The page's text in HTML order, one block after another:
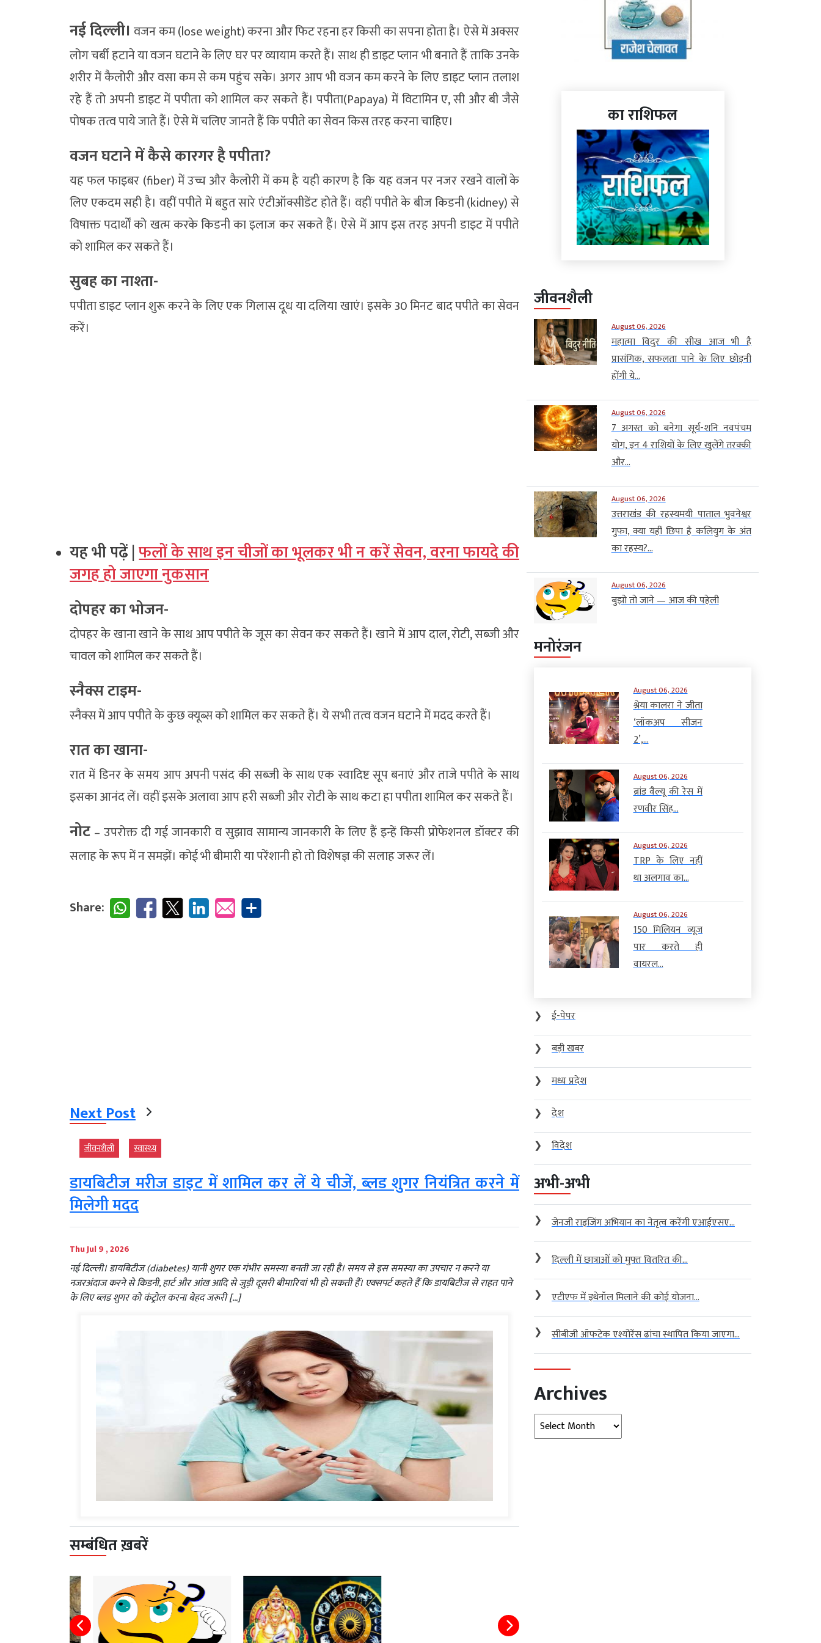
नई दिल्‍ली। वजन कम (lose weight) करना और फिट रहना हर किसी का सपना होता है। ऐसे में अक्सर
लोग चर्बी हटाने या वजन घटाने के लिए घर पर व्यायाम करते हैं। साथ ही डाइट प्लान भी बनाते हैं ताकि उनके
शरीर में कैलोरी और वसा कम से कम पहुंच सके। अगर आप भी वजन कम करने के लिए डाइट प्लान तलाश
रहे हैं तो अपनी डाइट में पपीता को शामिल कर सकते हैं। पपीता(Papaya) में विटामिन ए, सी और बी जैसे
पोषक तत्व पाये जाते हैं। ऐसे में चलिए जानते हैं कि पपीते का सेवन किस तरह करना चाहिए।
वजन घटाने में कैसे कारगर है पपीता?
यह फल फाइबर (fiber) में उच्च और कैलोरी में कम है यही कारण है कि यह वजन पर नजर रखने वालों के
लिए एकदम सही है। वहीं पपीते में बहुत सारे एंटीऑक्सीडेंट होते हैं। वहीं पपीते के बीज किडनी (kidney) से
विषाक्त पदार्थों को खत्म करके किडनी का इलाज कर सकते हैं। ऐसे में आप इस तरह अपनी डाइट में पपीते
को शामिल कर सकते हैं।
सुबह का नाश्ता-
पपीता डाइट प्लान शुरू करने के लिए एक गिलास दूध या दलिया खाएं। इसके 30 मिनट बाद पपीते का सेवन
करें।
यह भी पढ़ें |फलों के साथ इन चीजों का भूलकर भी न करें सेवन, वरना फायदे की
जगह हो जाएगा नुकसान
दोपहर का भोजन-
दोपहर के खाना खाने के साथ आप पपीते के जूस का सेवन कर सकते हैं। खाने में आप दाल, रोटी, सब्जी और
चावल को शामिल कर सकते हैं।
स्नैक्स टाइम-
स्नैक्स में आप पपीते के कुछ क्यूब्स को शामिल कर सकते हैं। ये सभी तत्व वजन घटाने में मदद करते हैं।
रात का खाना-
रात में डिनर के समय आप अपनी पसंद की सब्जी के साथ एक स्वादिष्ट सूप बनाएं और ताजे पपीते के साथ
इसका आनंद लें। वहीं इसके अलावा आप हरी सब्जी और रोटी के साथ कटा हा पपीता शामिल कर सकते हैं।
नोट – उपरोक्त दी गई जानकारी व सुझाव सामान्य जानकारी के लिए हैं इन्हें किसी प्रोफेशनल डॉक्टर की
सलाह के रूप में न समझें। कोई भी बीमारी या परेंशानी हो तो विशेषज्ञ की सलाह जरूर लें।
Share:
Next Post
जीवनशैली स्‍वास्‍थ्‍य
डायबिटीज मरीज डाइट में शामिल कर लें ये चीजें, ब्‍लड शुगर नियंत्रित करने में
मिलेगी मदद
Thu Jul 9 , 2026
नई दिल्‍ली। डायबिटीज (diabetes) यानी शुगर एक गंभीर समस्या बनती जा रही है। समय से इस समस्या का उपचार न करने या
नजरअंदाज करने से किडनी, हार्ट और आंख आदि से जुड़ी दूसरी बीमारियां भी हो सकती हैं। एक्‍सपर्ट कहते हैं कि डायबिटीज से राहत पाने
के लिए ब्लड शुगर को कंट्रोल करना बेहद जरूरी […]
सम्बंधित ख़बरें
का राशिफल
जीवनशैली
August 06, 2026
महात्मा विदुर की सीख आज भी है
प्रासंगिक, सफलता पाने के लिए छोड़नी
होंगी ये...
August 06, 2026
7 अगस्त को बनेगा सूर्य-शनि नवपंचम
योग, इन 4 राशियों के लिए खुलेंगे तरक्की
और...
August 06, 2026
उत्तराखंड की रहस्यमयी पाताल भुवनेश्वर
गुफा, क्या यहीं छिपा है कलियुग के अंत
का रहस्य?...
August 06, 2026
बुझो तो जाने — आज की पहेली
मनोरंजन
August 06, 2026
श्रेया कालरा ने जीता
‘लॉकअप सीजन
2’,...
August 06, 2026
ब्रांड वैल्यू की रेस में
रणवीर सिंह...
August 06, 2026
TRP के लिए नहीं
था अलगाव का...
August 06, 2026
150 मिलियन व्यूज
पार करते ही
वायरल...
❯
ई-पेपर
❯
बड़ी खबर
❯
मध्य प्रदेश
❯
देश
❯
विदेश
अभी-अभी
❯ जेनजी राइजिंग अभियान का नेतृत्व करेंगी एआईएसए...
❯ दिल्ली में छात्राओं को मुफ्त वितरित की...
❯ एटीएफ में इथेनॉल मिलाने की कोई योजना...
❯ सीबीजी ऑफटेक एश्योरेंस ढांचा स्थापित किया जाएगा...
Archives
Archives